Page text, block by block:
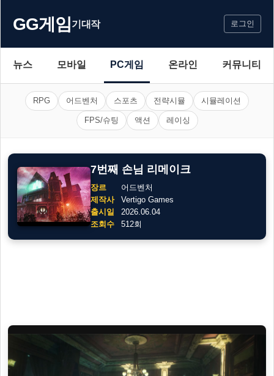
GG게임기대작 로그인
뉴스 모바일 PC게임 온라인 커뮤니티
RPG 어드벤처 스포츠 전략시뮬 시뮬레이션
FPS/슈팅 액션 레이싱
7번째 손님 리메이크
장르
어드벤처
제작사
Vertigo Games
출시일
2026.06.04
조회수
512회